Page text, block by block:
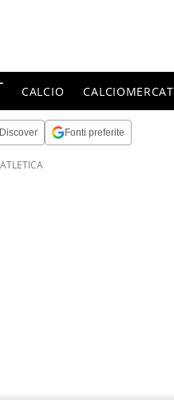
CALCIO
Fonti preferite
ATLETICA